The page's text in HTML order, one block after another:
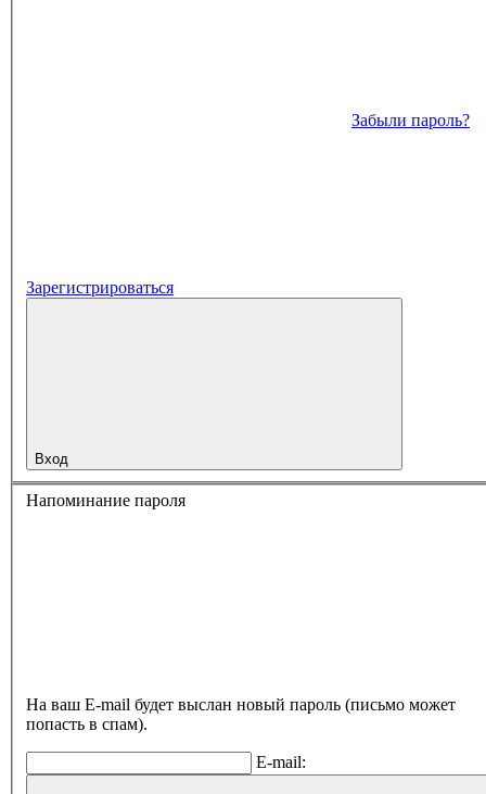
Забыли пароль?
Зарегистрироваться
Вход
Напоминание пароля
На ваш E-mail будет выслан новый пароль (письмо может
попасть в спам).
E-mail: